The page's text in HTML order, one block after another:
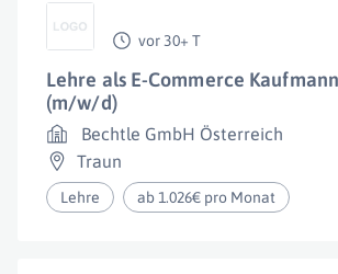
vor 30+ T
Lehre als E-Commerce
(m/w/d)
Bechtle GmbH Österreich
Traun
Lehre ab 1.026€ pro Monat